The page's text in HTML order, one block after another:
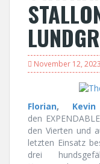
November 12, 2023
Florian, Kevin
den
den Vierten und
letzten Einsatz
drei